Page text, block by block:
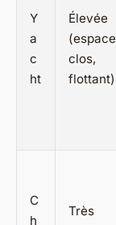
Y
a
c
ht
Élevée
(espace
clos,
flottant)
C
h
Très